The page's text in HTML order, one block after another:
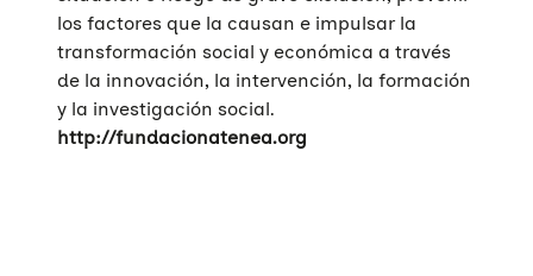
los factores que la causan e impulsar la
transformación social y económica a través
de la innovación, la intervención, la formación
y la investigación social.
http://fundacionatenea.org